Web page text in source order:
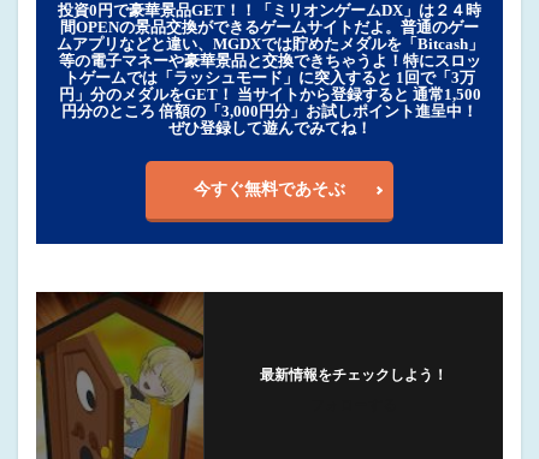
投資0円で豪華景品GET！！「ミリオンゲームDX」は２４時
間OPENの景品交換ができるゲームサイトだよ。普通のゲー
ムアプリなどと違い、MGDXでは貯めたメダルを「Bitcash」
等の電子マネーや豪華景品と交換できちゃうよ！特にスロッ
トゲームでは「ラッシュモード」に突入すると 1回で「3万
円」分のメダルをGET！ 当サイトから登録すると 通常1,500
円分のところ 倍額の「3,000円分」お試しポイント進呈中！
ぜひ登録して遊んでみてね！
今すぐ無料であそぶ
最新情報をチェックしよう！